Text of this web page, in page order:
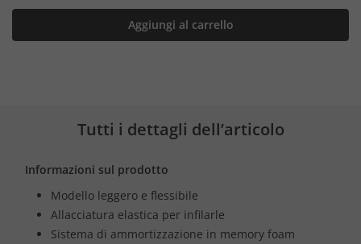
Aggiungi al carrello
Tutti i dettagli dell’articolo
Informazioni sul prodotto
Modello leggero e flessibile
Allacciatura elastica per infilarle
Sistema di ammortizzazione in memory foam